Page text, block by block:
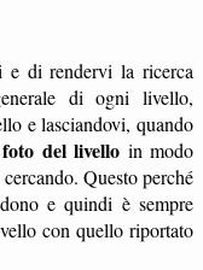
e di rendervi la ricerca
di ogni livello,
e lasciandovi, quando
del livello in modo
Questo perché
e quindi è sempre
con quello riportato